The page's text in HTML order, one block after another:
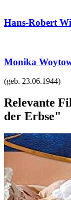
Hans-Robert
Monika
(geb. 23.06.1944)
Relevante
der Erbse"